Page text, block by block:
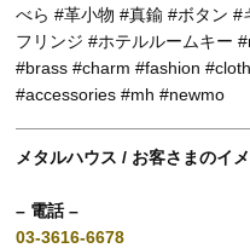
べら #革小物 #真鍮 #ボタン
フリンジ #ホテルルームキー
#brass #charm #fashion
#accessories #mh #newmo
メタルハウス / お客さまのイ
– 電話 –
03-3616-6678